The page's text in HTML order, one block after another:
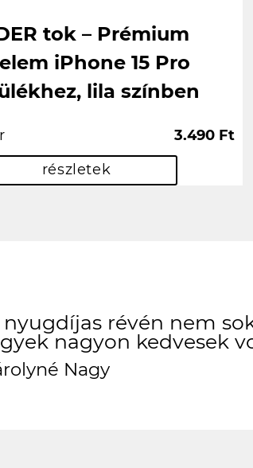
tok – Prémium
iPhone 15 Pro
lila színben
3.490 Ft
részletek
révén nem
nagyon kedvesek
Nagy